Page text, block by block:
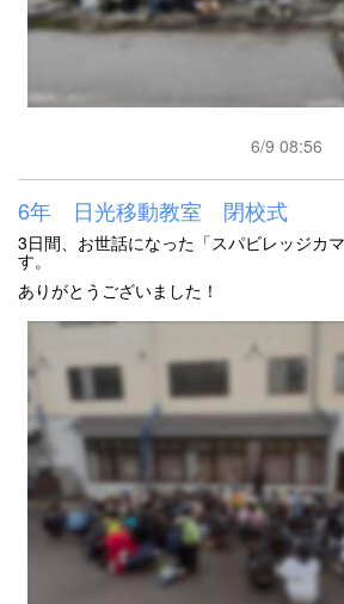
6/9 08:56
6年 日光移動教室 閉校式
3日間、お世話になった「スパビレッジカ
す。
ありがとうございました！